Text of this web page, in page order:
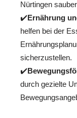
Nürtingen
✔️Ernährung
helfen bei der
sicherzustellen.
✔️
durch gezielte